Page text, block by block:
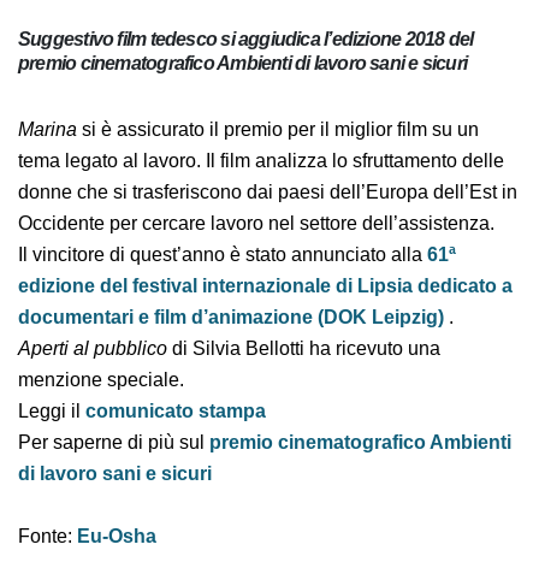
Suggestivo film tedesco si aggiudica l’edizione 2018 del
premio cinematografico Ambienti di lavoro sani e sicuri
Marinasi è assicurato il premio per il miglior film su un
tema legato al lavoro. Il film analizza lo sfruttamento
delle donne che si trasferiscono dai paesi dell’Europa
dell’Est in Occidente per cercare lavoro nel settore
dell’assistenza.
Il vincitore di quest’anno è stato annunciato alla61ª
edizione del festival internazionale di Lipsia
dedicato a documentari e film d’animazione (DOK
Leipzig).
Aperti al pubblicodi Silvia Bellotti ha ricevuto una
menzione speciale.
Leggi ilcomunicato stampa
Ambienti di lavoro sani e sicuri